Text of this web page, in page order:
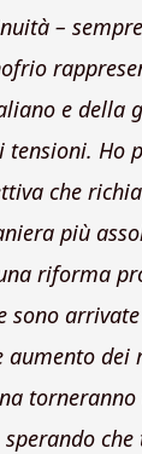
–
e della
Ho
che
più
riforma
sono
dei
che